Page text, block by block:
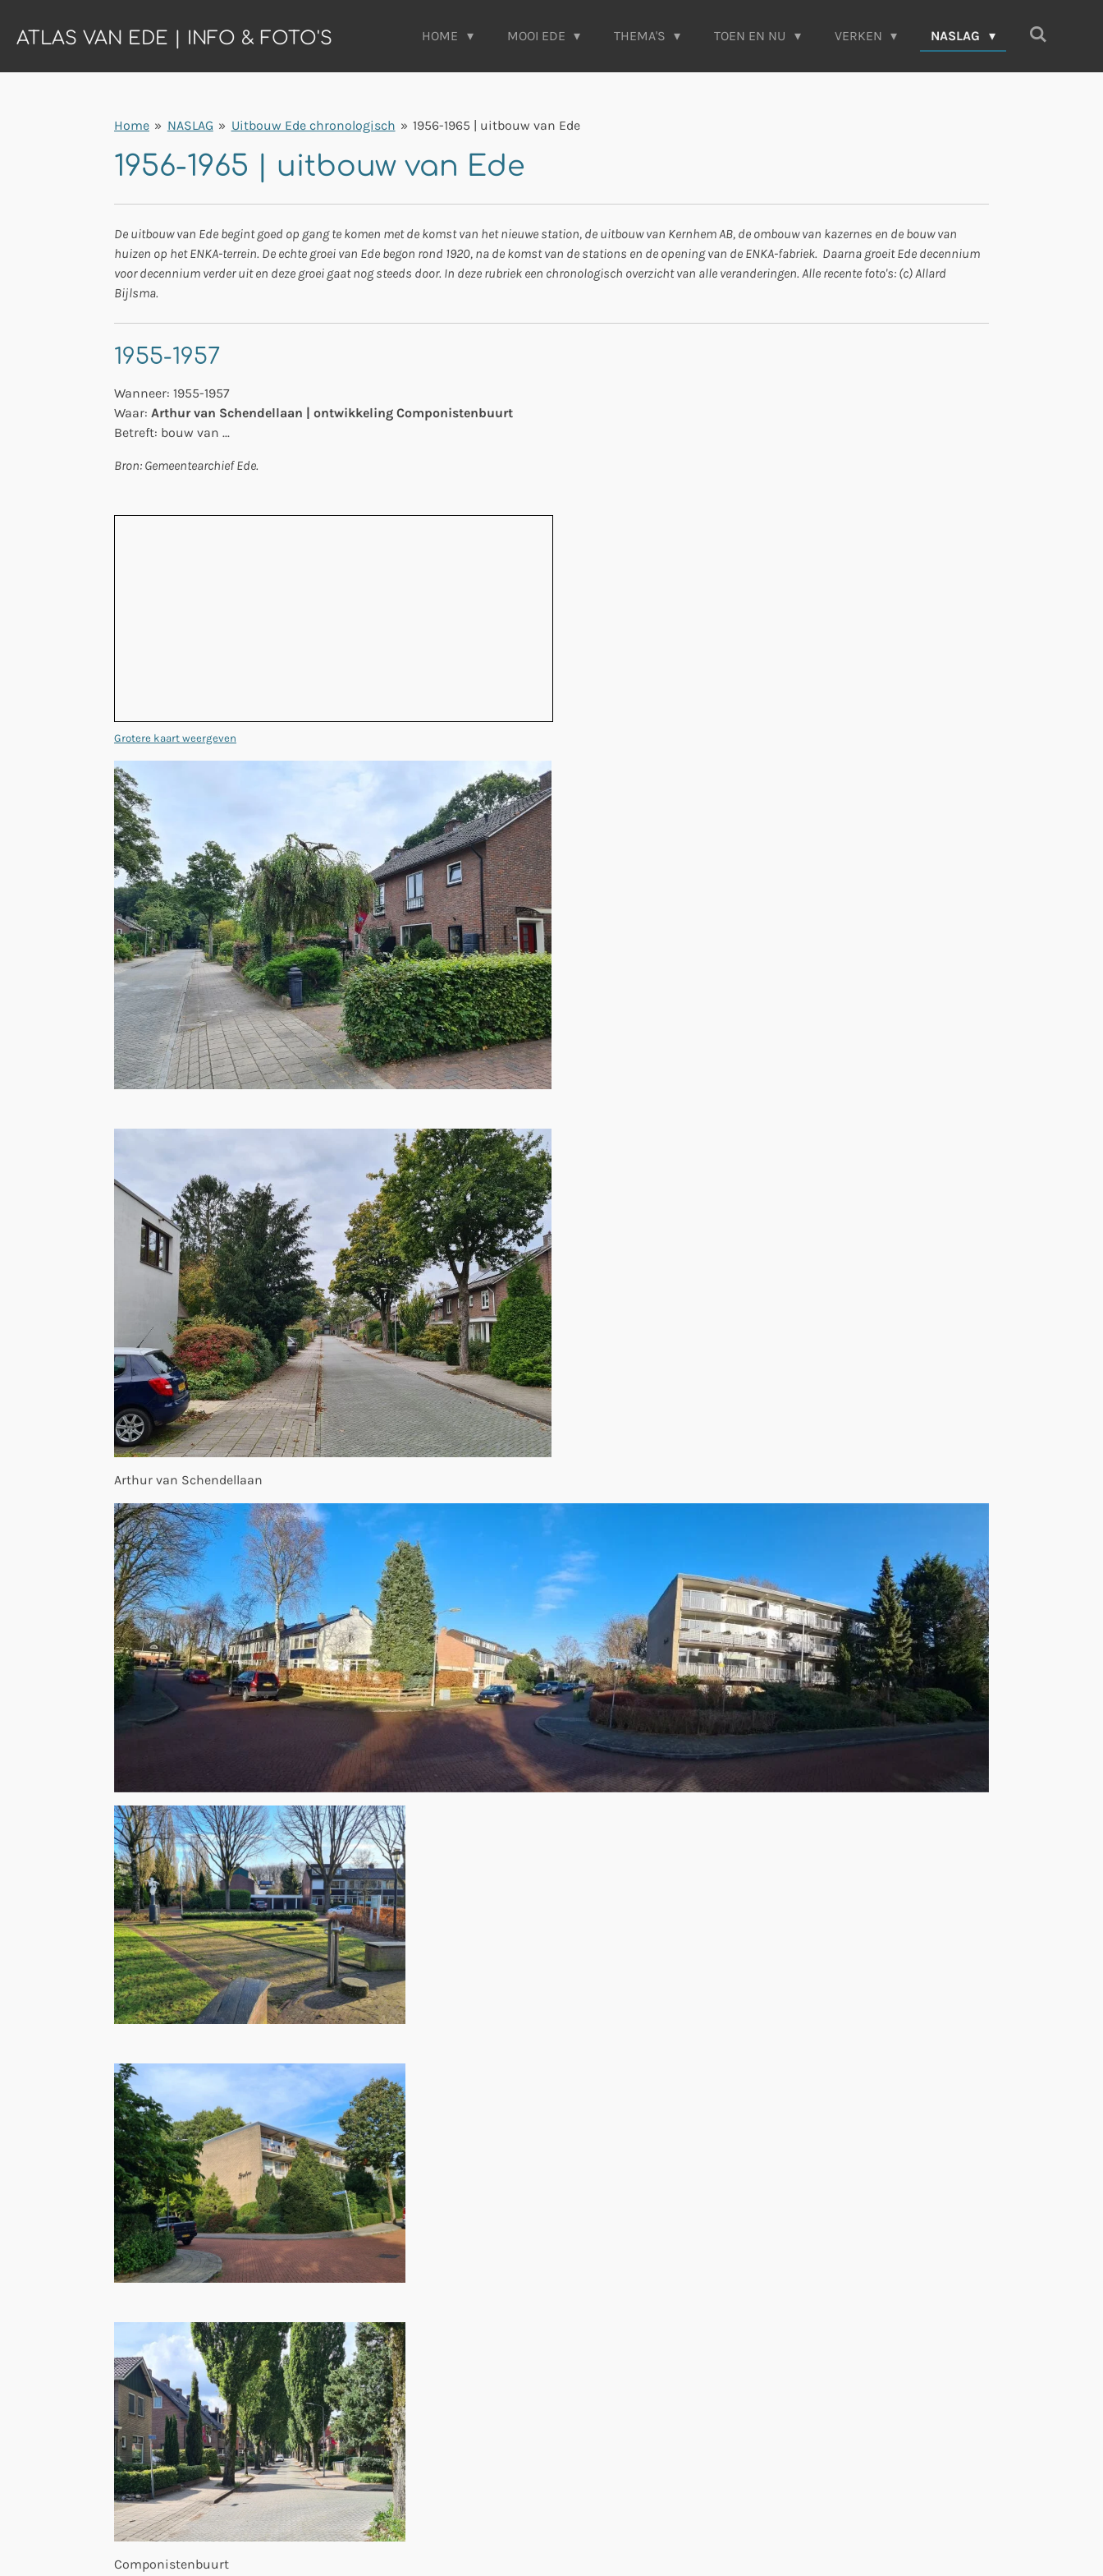
direct
de
ATLAS VAN EDE | INFO & FOTO'S HOME MOOI EDE THEMA'S TOEN EN NU VERKEN NASLAG
Home » NASLAG » Uitbouw Ede chronologisch » 1956-1965 | uitbouw van Ede
1956-1965 | uitbouw van Ede
De uitbouw van Ede begint goed op gang te komen met de komst van het nieuwe station, de uitbouw van Kernhem AB, de ombouw van kazernes en de bouw van
huizen op het ENKA-terrein. De echte groei van Ede begon rond 1920, na de komst van de stations en de opening van de ENKA-fabriek. Daarna groeit Ede decennium
voor decennium verder uit en deze groei gaat nog steeds door. In deze rubriek een chronologisch overzicht van alle veranderingen. Alle recente foto's: (c) Allard
Bijlsma.
1955-1957
Wanneer: 1955-1957
Waar: Arthur van Schendellaan | ontwikkeling Componistenbuurt
Betreft: bouw van ...
Bron: Gemeentearchief Ede.
Grotere kaart weergeven
Arthur van Schendellaan
Componistenbuurt